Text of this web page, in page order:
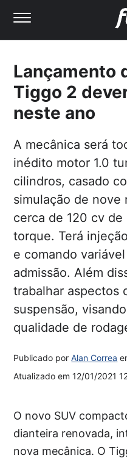
Lançamento
Tiggo 2
neste ano
A mecânica será
inédito motor 1.0
cilindros, casado
simulação de nove
cerca de 120 cv
torque. Terá
e comando
admissão. Além
trabalhar aspectos
suspensão,
qualidade de
Publicado porAlan Correa
Atualizado em12/01/2021
O novo SUV
dianteira renovada,
nova mecânica. O